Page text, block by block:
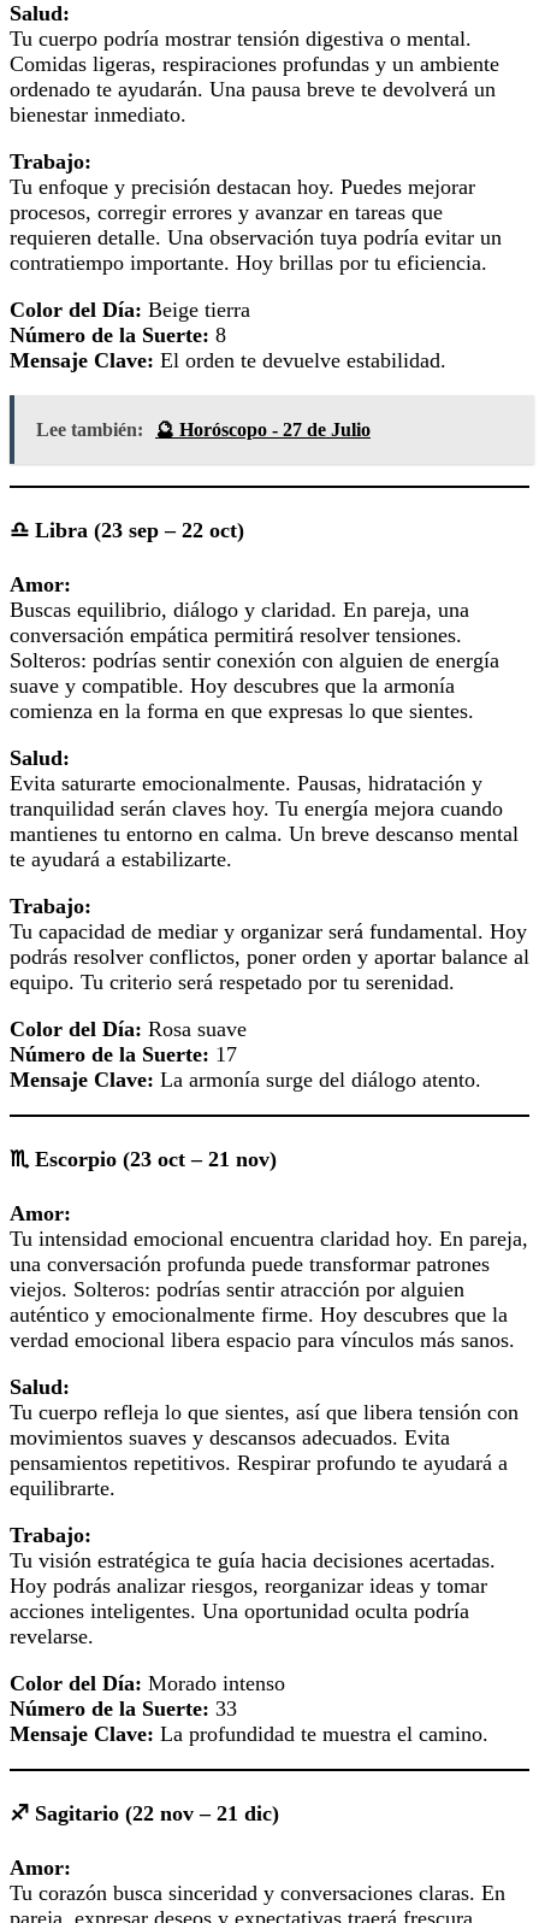
Salud:
Tu cuerpo podría mostrar tensión digestiva o mental.
Comidas ligeras, respiraciones profundas y un ambiente
ordenado te ayudarán. Una pausa breve te devolverá un
bienestar inmediato.
Trabajo:
Tu enfoque y precisión destacan hoy. Puedes mejorar
procesos, corregir errores y avanzar en tareas que
requieren detalle. Una observación tuya podría evitar un
contratiempo importante. Hoy brillas por tu eficiencia.
Color del Día: Beige tierra
Número de la Suerte: 8
Mensaje Clave: El orden te devuelve estabilidad.
Lee también: 🔮 Horóscopo - 27 de Julio
♎ Libra (23 sep – 22 oct)
Amor:
Buscas equilibrio, diálogo y claridad. En pareja, una
conversación empática permitirá resolver tensiones.
Solteros: podrías sentir conexión con alguien de energía
suave y compatible. Hoy descubres que la armonía
comienza en la forma en que expresas lo que sientes.
Salud:
Evita saturarte emocionalmente. Pausas, hidratación y
tranquilidad serán claves hoy. Tu energía mejora cuando
mantienes tu entorno en calma. Un breve descanso mental
te ayudará a estabilizarte.
Trabajo:
Tu capacidad de mediar y organizar será fundamental. Hoy
podrás resolver conflictos, poner orden y aportar balance al
equipo. Tu criterio será respetado por tu serenidad.
Color del Día: Rosa suave
Número de la Suerte: 17
Mensaje Clave: La armonía surge del diálogo atento.
♏ Escorpio (23 oct – 21 nov)
Amor:
Tu intensidad emocional encuentra claridad hoy. En pareja,
una conversación profunda puede transformar patrones
viejos. Solteros: podrías sentir atracción por alguien
auténtico y emocionalmente firme. Hoy descubres que la
verdad emocional libera espacio para vínculos más sanos.
Salud:
Tu cuerpo refleja lo que sientes, así que libera tensión con
movimientos suaves y descansos adecuados. Evita
pensamientos repetitivos. Respirar profundo te ayudará a
equilibrarte.
Trabajo:
Tu visión estratégica te guía hacia decisiones acertadas.
Hoy podrás analizar riesgos, reorganizar ideas y tomar
acciones inteligentes. Una oportunidad oculta podría
revelarse.
Color del Día: Morado intenso
Número de la Suerte: 33
Mensaje Clave: La profundidad te muestra el camino.
♐ Sagitario (22 nov – 21 dic)
Amor:
Tu corazón busca sinceridad y conversaciones claras. En